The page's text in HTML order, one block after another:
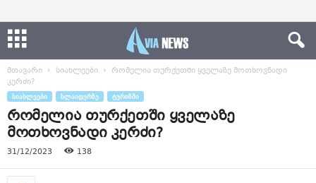
მთავარი სიახლეები
რომელია თურქეთში ყველაზე მოთხოვნადი
კერძი?
ᲡᲘᲐᲮᲚᲔᲔᲑᲘ ᲡᲚᲐᲘᲓᲔᲠᲖᲔ ᲢᲣᲠᲘᲖᲛᲘ
რომელია თურქეთში ყველაზე
მოთხოვნადი კერძი?
31/12/2023 138